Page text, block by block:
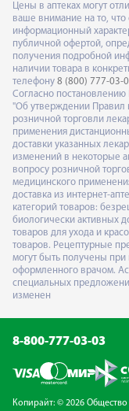
Цены в аптеках могут
ваше внимание на то, что
информационный
публичной офертой,
получения подробной
наличии товара в
телефону 8 (800) 777-03-
Согласно
"Об утверждении Правил
розничной торговли
применения
доставки указанных
изменений в некоторые
вопросу розничной
медицинского
доставка из интернет-
категорий товаров:
биологически активных
товаров для ухода и
товаров. Рецептурные
могут быть получены
оформленного врачом.
специальных
изменен
8-800-777-03-03
Копирайт: © 2026